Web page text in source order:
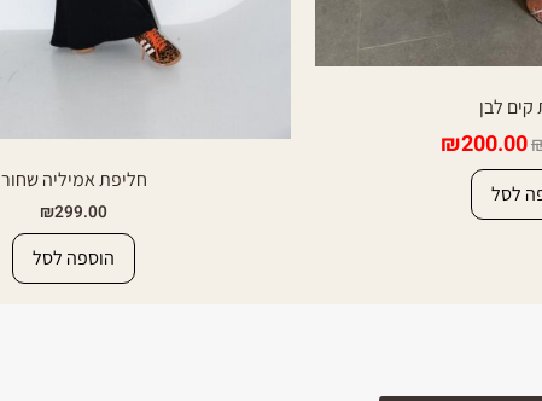
קים לבן
₪200.00
לסל
חליפת אמיליה שחור
₪299.00
הוספה לסל